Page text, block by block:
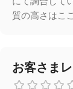
質の高さはこ
お客さま